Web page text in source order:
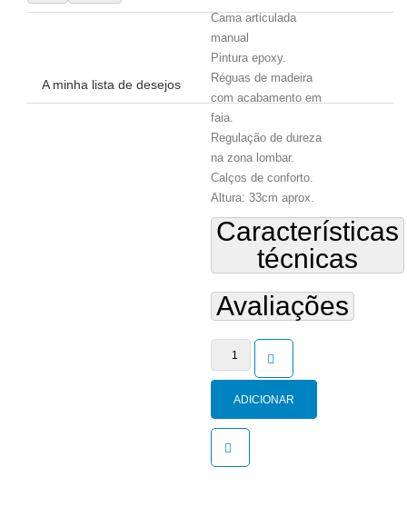
Não há nenhum item na lista de
A minha lista de desejos
Cama articulada
manual
Pintura epoxy.
Réguas de madeira
com acabamento em
faia.
Regulação de dureza
na zona lombar.
Calços de conforto.
Altura: 33cm aprox.
Características
técnicas
Avaliações
Quantidade
de
ADICIONAR